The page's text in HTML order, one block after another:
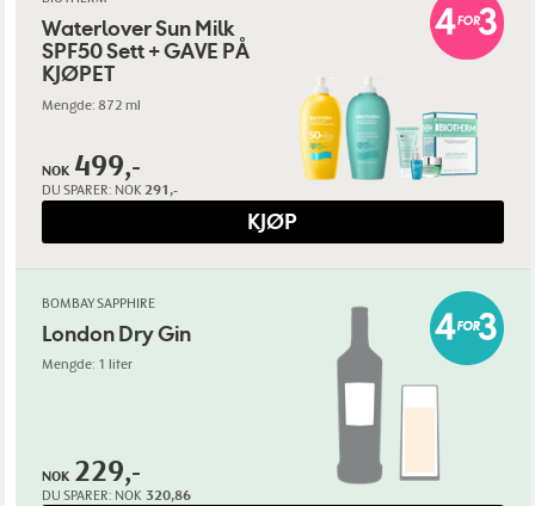
Waterlover Sun Milk
SPF50 Sett + GAVE PÅ
KJØPET
Mengde: 872 ml
NOK 499,-
DU SPARER: NOK 291,-
KJØP
BOMBAY SAPPHIRE
London Dry Gin
Mengde: 1 liter
NOK 229,-
DU SPARER: NOK 320,86